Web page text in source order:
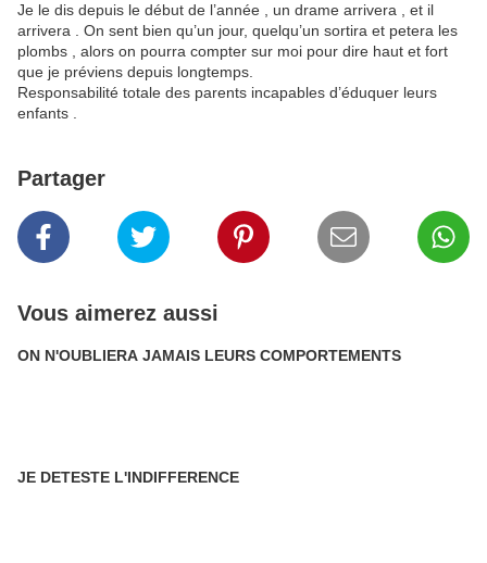
Je le dis depuis le début de l’année , un drame arrivera , et il
arrivera . On sent bien qu’un jour, quelqu’un sortira et petera les
plombs , alors on pourra compter sur moi pour dire haut et fort
que je préviens depuis longtemps.
Responsabilité totale des parents incapables d’éduquer leurs
enfants .
Partager
Vous aimerez aussi
ON N'OUBLIERA JAMAIS LEURS COMPORTEMENTS
JE DETESTE L'INDIFFERENCE